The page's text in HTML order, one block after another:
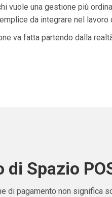
vuole una gestione più
da integrare nel lavoro
va fatta partendo dalla
di Spazio
di pagamento non significa